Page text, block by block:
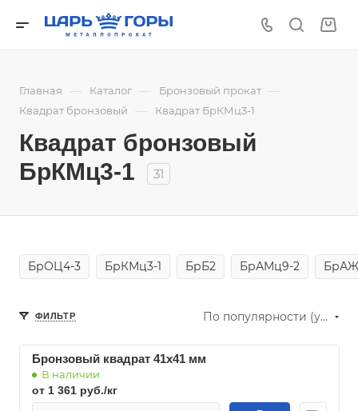
Главная — Каталог — Бронзовый прокат —
Квадрат бронзовый — Квадрат БрКМц3-1
Квадрат бронзовый
БрКМц3-1
31
БрОЦ4-3 БрКМц3-1 БрБ2 БрАМц9-2
ФИЛЬТР По популярности (убывание)
Бронзовый квадрат 41х41 мм
В наличии
от 1 361 руб./кг